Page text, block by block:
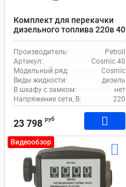
Комплект для перекачки
дизельного топлива 220в 40
л/м Petroll Cosmic 40
Производитель:
Petroll
Артикул:
Cosmic 40
Модельный ряд:
Cosmic
Виды жидкости:
дизель
В шкафу с замком:
нет
Напряжение сети, В:
220
23 798 руб
Видеообзор